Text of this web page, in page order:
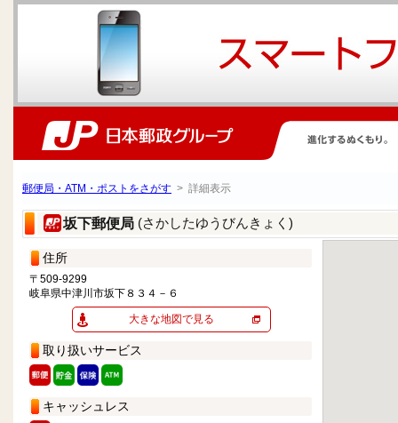
郵便局・ATM・ポストをさがす > 詳細表示
坂下郵便局 (さかしたゆうびんきょく)
住所
〒509-9299
岐阜県中津川市坂下８３４－６
大きな地図で見る
取り扱いサービス
キャッシュレス